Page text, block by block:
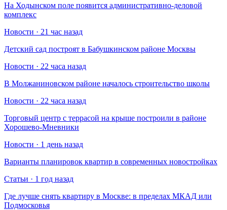
На Ходынском поле появится административно-деловой
комплекс
Новости · 21 час назад
Детский сад построят в Бабушкинском районе Москвы
Новости · 22 часа назад
В Молжаниновском районе началось строительство школы
Новости · 22 часа назад
Торговый центр с террасой на крыше построили в районе
Хорошево-Мневники
Новости · 1 день назад
Варианты планировок квартир в современных новостройках
Статьи · 1 год назад
Где лучше снять квартиру в Москве: в пределах МКАД или
Подмосковья